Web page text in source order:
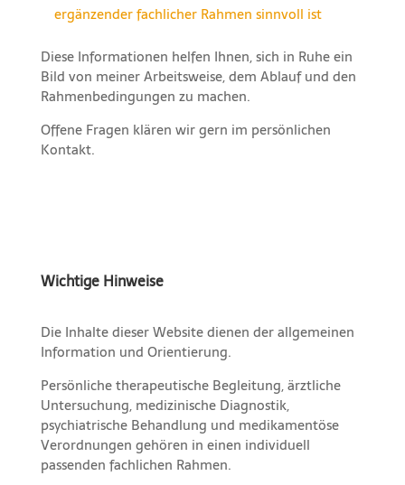
ergänzender fachlicher Rahmen sinnvoll ist
Diese Informationen helfen Ihnen, sich in Ruhe ein
Bild von meiner Arbeitsweise, dem Ablauf und den
Rahmenbedingungen zu machen.
Offene Fragen klären wir gern im persönlichen
Kontakt.
Wichtige Hinweise
Die Inhalte dieser Website dienen der allgemeinen
Information und Orientierung.
Persönliche therapeutische Begleitung, ärztliche
Untersuchung, medizinische Diagnostik,
psychiatrische Behandlung und medikamentöse
Verordnungen gehören in einen individuell
passenden fachlichen Rahmen.